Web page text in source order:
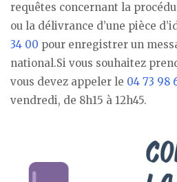
requêtes concernant la
ou la délivrance d’une pièce
34 00 pour enregistrer un
national.Si vous souhaitez
vous devez appeler le 04 73 98
vendredi, de 8h15 à 12h45.